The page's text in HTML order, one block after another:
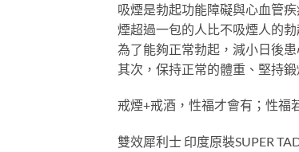
吸煙是勃起功能障礙與心血管
煙超過一包的人比不吸煙人的
為了能夠正常勃起，減小日後
其次，保持正常的體重、堅持鍛
戒煙+戒酒，性福才會有；性福
雙效犀利士 印度原裝SUPER